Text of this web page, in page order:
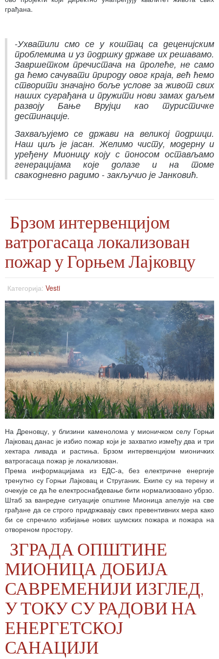
грађана.
-Ухватили смо се у коштац са деценијским
проблемима и уз подршку државе их решавамо.
Завршетком пречистача на пролеће, не само
да ћемо сачувати природу овог краја, већ ћемо
створити значајно боље услове за живот свих
наших суграђана и пружити нови замах даљем
развоју Бање Врујци као туристичке
дестинације.
Захваљујемо се држави на великој подршци.
Наш циљ је јасан. Желимо чисту, модерну и
уређену Мионицу коју с поносом остављамо
генерацијама које долазе и на томе
свакодневно радимо - закључио је Јанковић.
Брзом интервенцијом
ватрогасаца локализован
пожар у Горњем Лајковцу
Категорија: Vesti
На Дреновцу, у близини каменолома у мионичком селу Горњи
Лајковац данас је избио пожар који је захватио између два и три
хектара ливада и растиња. Брзом интервенцијом мионичких
ватрогасаца пожар је локализован.
Према информацијама из ЕДС-а, без електричне енергије
тренутно су Горњи Лајковац и Струганик. Екипе су на терену и
очекује се да ће електроснабдевање бити нормализовано убрзо.
Штаб за ванредне ситуације општине Мионица апелује на све
грађане да се строго придржавају свих превентивних мера како
би се спречило избијање нових шумских пожара и пожара на
отвореном простору.
ЗГРАДА ОПШТИНЕ
МИОНИЦА ДОБИЈА
САВРЕМЕНИЈИ ИЗГЛЕД,
У ТОКУ СУ РАДОВИ НА
ЕНЕРГЕТСКОЈ
САНАЦИЈИ